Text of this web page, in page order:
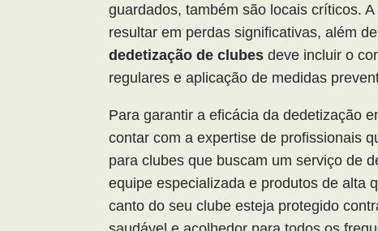
guardados, também são locais críticos.
resultar em perdas significativas, além
dedetização de clubesdeve incluir o
regulares e aplicação de medidas
Para garantir a eficácia da dedetização
contar com a expertise de profissionais
para clubes que buscam um serviço de
equipe especializada e produtos de alta
canto do seu clube esteja protegido